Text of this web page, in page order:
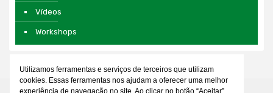
Vídeos
Workshops
Utilizamos ferramentas e serviços de terceiros que utilizam
cookies. Essas ferramentas nos ajudam a oferecer uma melhor
experiência de navegação no site. Ao clicar no botão “Aceitar”